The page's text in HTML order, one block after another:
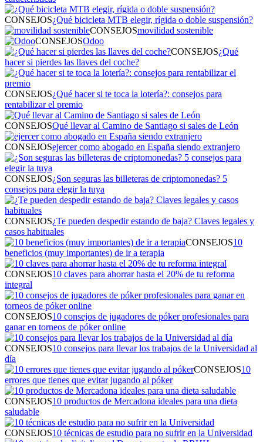
CONSEJOS¿Qué bicicleta MTB elegir, rígida o doble suspensión?
CONSEJOSmovilidad sostenible
CONSEJOSOdoo
CONSEJOS¿Qué
hacer si pierdes las llaves del coche?
CONSEJOS¿Qué hacer si te toca la lotería?: consejos para
rentabilizar el premio
CONSEJOSQué llevar al Camino de Santiago si sales de León
CONSEJOSejercer como abogado en España siendo extranjero
CONSEJOS¿Son seguras las billeteras de criptomonedas? 5
consejos para elegir la tuya
CONSEJOS¿Te pueden despedir estando de baja? Claves legales y
casos habituales
CONSEJOS10
beneficios (muy importantes) de ir a terapia
CONSEJOS10 claves para ahorrar hasta el 20% de tu reforma
integral
CONSEJOS10 consejos de jugadores de póker profesionales para
ganar en torneos de póker online
CONSEJOS10 consejos para llevar los trabajos de la Universidad al
día
CONSEJOS10
errores que tienes que evitar jugando al póker
CONSEJOS10 productos de Mercadona ideales para una dieta
saludable
CONSEJOS10 técnicas de estudio para no sufrir en la Universidad